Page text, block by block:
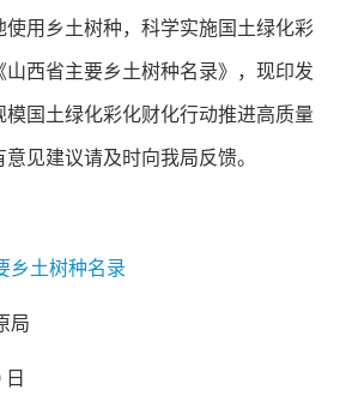
用乡土树种，科学实施国土绿化彩
西省主要乡土树种名录》，现印发
国土绿化彩化财化行动推进高质量
见建议请及时向我局反馈。
乡土树种名录
局